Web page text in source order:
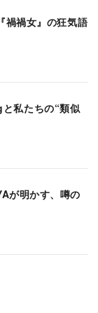
禍禍女』の狂気語
私たちの“類似
が明かす、噂の